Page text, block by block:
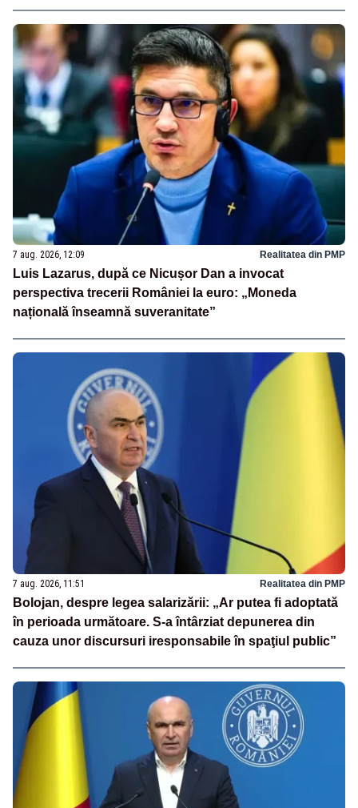
7 aug. 2026, 12:09 Realitatea din PMP
Luis Lazarus, după ce Nicușor Dan a invocat
perspectiva trecerii României la euro: „Moneda
națională înseamnă suveranitate”
7 aug. 2026, 11:51 Realitatea din PMP
Bolojan, despre legea salarizării: „Ar putea fi adoptată
în perioada următoare. S-a întârziat depunerea din
cauza unor discursuri iresponsabile în spaţiul public”